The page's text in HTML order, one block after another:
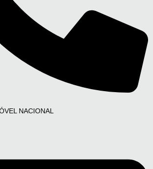
NACIONAL